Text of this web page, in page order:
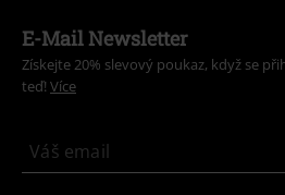
E-Mail Newsletter
Získejte 20% slevový poukaz, když se
teď! Více